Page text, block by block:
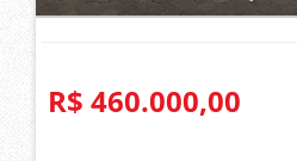
R$ 460.000,00